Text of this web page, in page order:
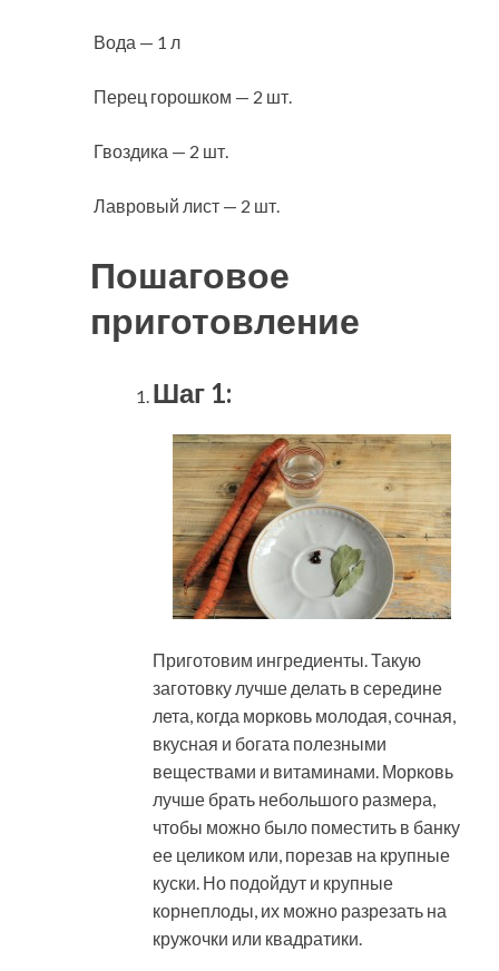
Вода — 1 л
Перец горошком — 2 шт.
Гвоздика — 2 шт.
Лавровый лист — 2 шт.
Пошаговое
приготовление
Шаг 1:
Приготовим ингредиенты. Такую
заготовку лучше делать в середине
лета, когда морковь молодая, сочная,
вкусная и богата полезными
веществами и витаминами. Морковь
лучше брать небольшого размера,
чтобы можно было поместить в банку
ее целиком или, порезав на крупные
куски. Но подойдут и крупные
корнеплоды, их можно разрезать на
кружочки или квадратики.